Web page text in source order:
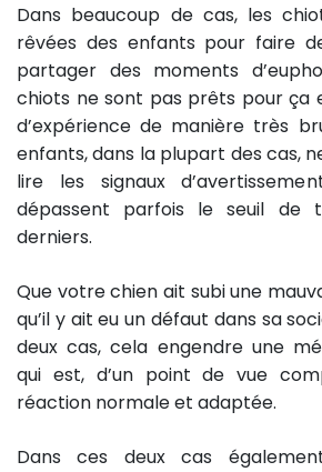
Dans beaucoup de cas, les
rêvées des enfants pour faire
partager des moments
chiots ne sont pas prêts pour ça
d’expérience de manière très
enfants, dans la plupart des cas,
lire les signaux
dépassent parfois le seuil de
derniers.
Que votre chien ait subi une
qu’il y ait eu un défaut dans sa
deux cas, cela engendre une
qui est, d’un point de vue
réaction normale et adaptée.
Dans ces deux cas